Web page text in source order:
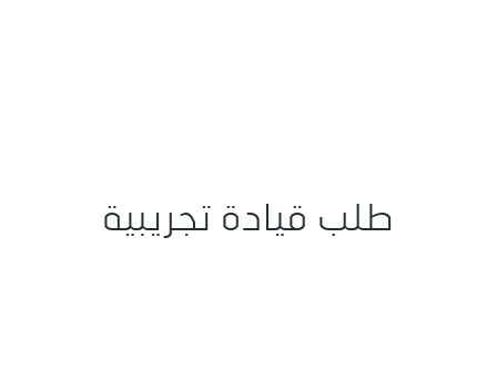
طلب قيادة تجريبية